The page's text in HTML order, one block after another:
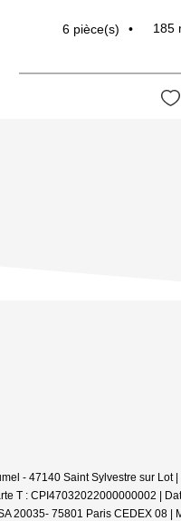
6 pièce(s) 185
- 47140 Saint Sylvestre sur Lot |
T : CPI47032022000000002 |
20035- 75801 Paris CEDEX 08 |